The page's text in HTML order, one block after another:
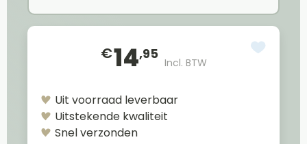
€14,95
Incl. BTW
Uit voorraad leverbaar
Uitstekende kwaliteit
Snel verzonden